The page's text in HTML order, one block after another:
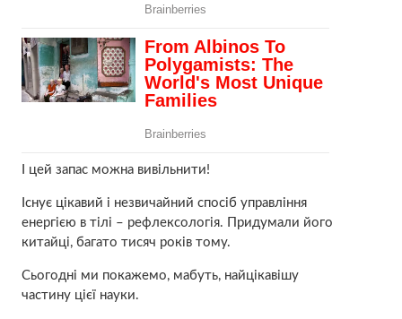
І цей запас можна вивільнити!
Існує цікавий і незвичайний спосіб управління
енергією в тiлі – рефлексологія. Придумали його
китайці, багато тисяч років тому.
Сьогодні ми покажемо, мабуть, найцікавішу
частину цієї науки.